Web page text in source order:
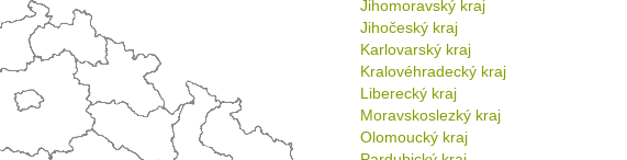
Jihomoravský kraj
Jihočeský kraj
Karlovarský kraj
Kralovéhradecký kraj
Liberecký kraj
Moravskoslezký kraj
Olomoucký kraj